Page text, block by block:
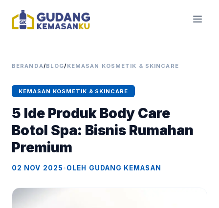
BERANDA/BLOG/ KEMASAN KOSMETIK & SKINCARE
KEMASAN KOSMETIK & SKINCARE
5 Ide Produk Body Care
Botol Spa: Bisnis Rumahan
Premium
02 NOV 2025•OLEH GUDANG KEMASAN